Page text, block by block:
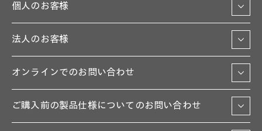
個人のお客様
法人のお客様
オンラインでのお問い合わせ
ご購入前の製品仕様についてのお問い合わせ